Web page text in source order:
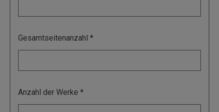
Gesamtseitenanzahl
Anzahl der Werke